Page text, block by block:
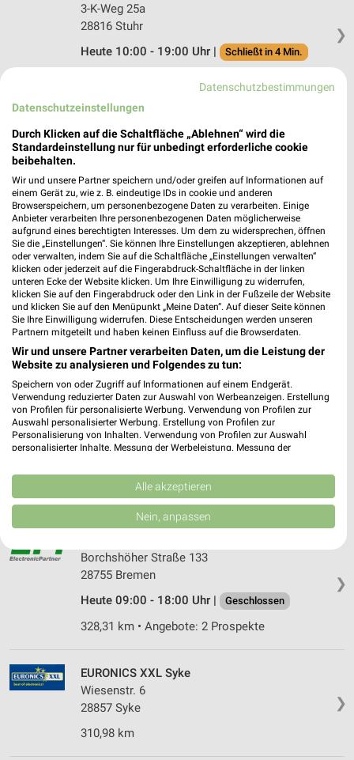
❯
3-K-Weg 25a
28816 Stuhr
Heute 10:00 - 19:00 Uhr |
Schließt in 4 Min.
Seestraße 7
Heute 10:00 - 19:00 Uhr | Schließt in 4 Min.
323,92 km • Angebote: 1 Prospekt
EP:Nienaber Syke
Sudweyher Str. 12
28857 Syke
Heute 08:00 - 18:00 Uhr | Geschlossen
311,68 km • Angebote: 2 Prospekte
EURONICS Grasberg
Speckmannstr. 5
28879 Grasberg
Heute 08:30 - 13:00 14:00 - 18:00 Uhr |
305,85 km • Angebote: 1 Prospekt
❯
Borchshöher Straße 133
28755 Bremen
Heute 09:00 - 18:00 Uhr |
Geschlossen
328,31 km • Angebote: 2 Prospekte
❯
EURONICS XXL Syke
Wiesenstr. 6
28857 Syke
310,98 km
Datenschutzbestimmungen
Datenschutzeinstellungen
Durch Klicken auf die Schaltfläche „Ablehnen“ wird die
Standardeinstellung nur für unbedingt erforderliche cookie
beibehalten.
Wir und unsere Partner speichern und/oder greifen auf Informationen auf
einem Gerät zu, wie z. B. eindeutige IDs in cookie und anderen
Browserspeichern, um personenbezogene Daten zu verarbeiten. Einige
Anbieter verarbeiten Ihre personenbezogenen Daten möglicherweise
aufgrund eines berechtigten Interesses. Um dem zu widersprechen, öffnen
Sie die „Einstellungen“. Sie können Ihre Einstellungen akzeptieren, ablehnen
oder verwalten, indem Sie auf die Schaltfläche „Einstellungen verwalten“
klicken oder jederzeit auf die Fingerabdruck-Schaltfläche in der linken
unteren Ecke der Website klicken. Um Ihre Einwilligung zu widerrufen,
klicken Sie auf den Fingerabdruck oder den Link in der Fußzeile der Website
und klicken Sie auf den Menüpunkt „Meine Daten“. Auf dieser Seite können
Sie Ihre Einwilligung widerrufen. Diese Entscheidungen werden unseren
Partnern mitgeteilt und haben keinen Einfluss auf die Browserdaten.
Wir und unsere Partner verarbeiten Daten, um die Leistung der
Website zu analysieren und Folgendes zu tun:
Speichern von oder Zugriff auf Informationen auf einem Endgerät.
Verwendung reduzierter Daten zur Auswahl von Werbeanzeigen. Erstellung
von Profilen für personalisierte Werbung. Verwendung von Profilen zur
Auswahl personalisierter Werbung. Erstellung von Profilen zur
Personalisierung von Inhalten. Verwendung von Profilen zur Auswahl
personalisierter Inhalte. Messung der Werbeleistung. Messung der
Kombinationen von Daten aus verschiedenen Quellen. Entwicklung und
Verbesserung der Angebote. Verwendung reduzierter Daten zur Auswahl
von Inhalten.
Daten können außerhalb der Europäischen Union weitergegeben und in die
Website/App.
Partnerliste anzeigen (1 IAB-Anbieter)
Wir nutzen Ihre Daten für folgende Zwecke:
Verwendung reduzierter Daten zur Auswahl von
Werbeanzeigen
Erstellung von Profilen für personalisierte
Alle akzeptieren
Nein, anpassen